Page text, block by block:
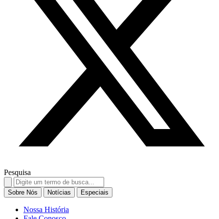
Pesquisa
Search
for:
Sobre Nós Notícias Especiais
Nossa História